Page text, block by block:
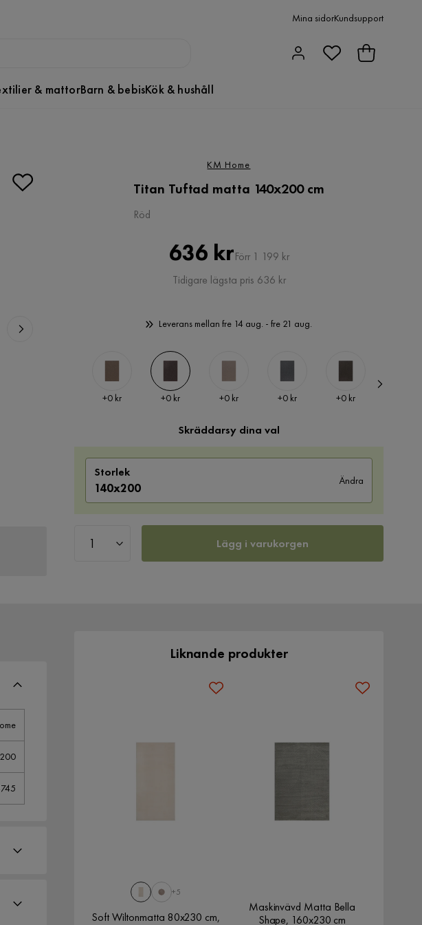
Mina sidorKundsupport
& mattorBarn & bebisKök & hushåll
KM Home
Titan Tuftad matta 140x200 cm
Röd
Pris
636 krOriginal
Pris
Förr 1 199 kr
Tidigare lägsta pris 636 kr
Leverans mellan fre 14 aug. - fre 21 aug.
Pris
+0 kr Pris
+0 kr Pris
+0 kr Pris
+0 kr Pris
+0 kr
Skräddarsy dina val
Storlek
140x200
Ändra
Lägg i varukorgen
Liknande produkter
+5
Soft Wiltonmatta 80x230 cm,
Maskinvävd Matta Bella
Shape, 160x230 cm